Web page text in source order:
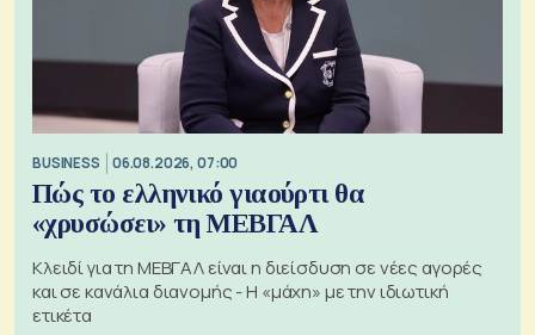
BUSINESS 06.08.2026, 07:00
Πώς το ελληνικό γιαούρτι θα
«χρυσώσει» τη ΜΕΒΓΑΛ
Κλειδί για τη ΜΕΒΓΑΛ είναι η διείσδυση σε νέες αγορές
και σε κανάλια διανομής - Η «μάχη» με την ιδιωτική
ετικέτα